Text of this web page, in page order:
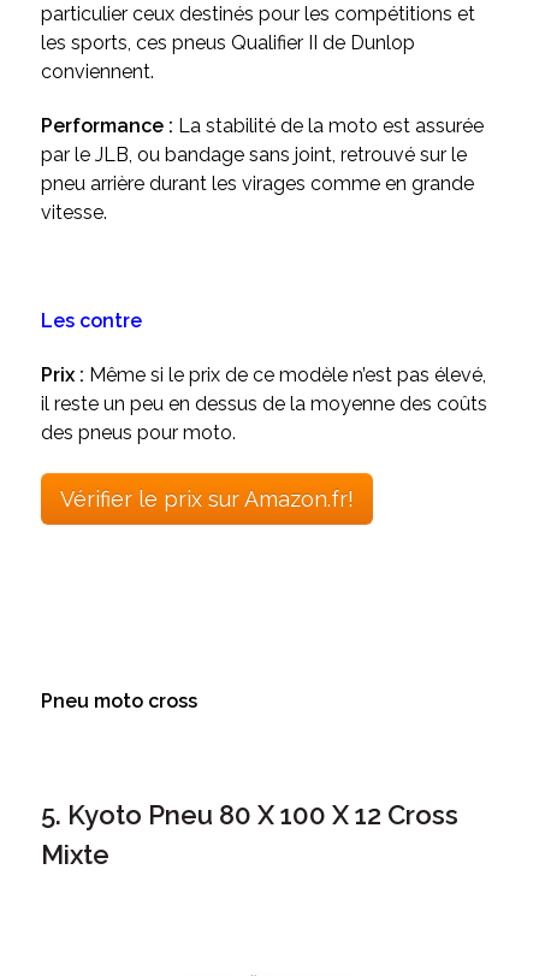
particulier ceux destinés pour les compétitions et
les sports, ces pneus Qualifier II de Dunlop
conviennent.
Performance : La stabilité de la moto est assurée
par le JLB, ou bandage sans joint, retrouvé sur le
pneu arrière durant les virages comme en grande
vitesse.
Les contre
Prix : Même si le prix de ce modèle n’est pas élevé,
il reste un peu en dessus de la moyenne des coûts
des pneus pour moto.
Vérifier le prix sur Amazon.fr!
Pneu moto cross
5. Kyoto Pneu 80 X 100 X 12 Cross
Mixte